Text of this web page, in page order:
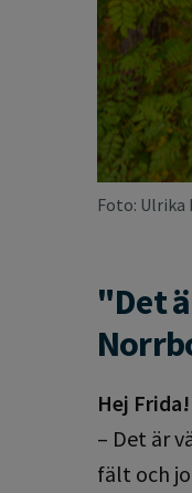
Foto: Ulrika
"Det
Hej
– Det är
fält och